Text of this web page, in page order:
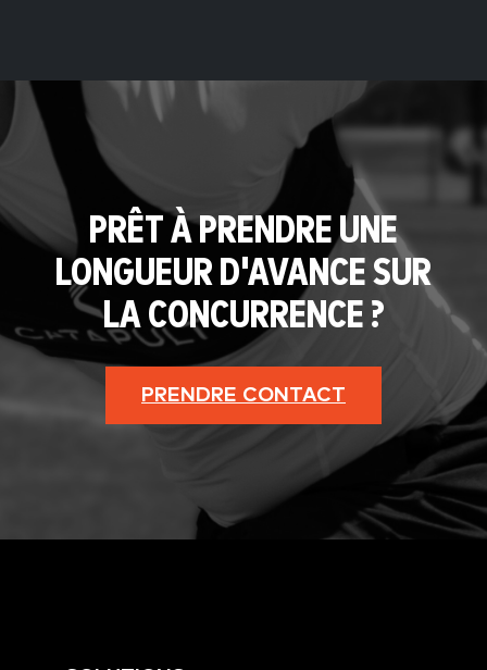
PRÊT À PRENDRE UNE
LONGUEUR D'AVANCE SUR
LA CONCURRENCE ?
PRENDRE CONTACT